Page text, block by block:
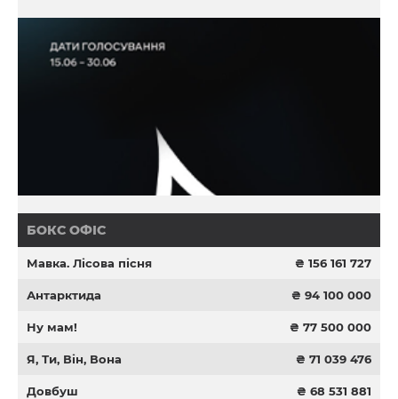
БОКС ОФІС
Мавка. Лісова пісня ₴ 156 161 727
Антарктида ₴ 94 100 000
Ну мам! ₴ 77 500 000
Я, Ти, Він, Вона ₴ 71 039 476
Довбуш ₴ 68 531 881